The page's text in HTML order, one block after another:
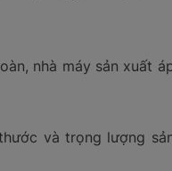
nhà máy sản xuất
và trọng lượng